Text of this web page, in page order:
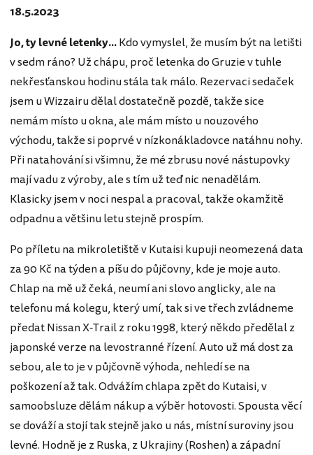
18.5.2023
Jo, ty levné letenky...Kdo vymyslel, že musím být na letišti
v sedm ráno? Už chápu, proč letenka do Gruzie v tuhle
nekřesťanskou hodinu stála tak málo. Rezervaci sedaček
jsem u Wizzairu dělal dostatečně pozdě, takže sice
nemám místo u okna, ale mám místo u nouzového
východu, takže si poprvé v nízkonákladovce natáhnu nohy.
Při natahování si všimnu, že mé zbrusu nové nástupovky
mají vadu z výroby, ale s tím už teď nic nenadělám.
Klasicky jsem v noci nespal a pracoval, takže okamžitě
odpadnu a většinu letu stejně prospím.
Po příletu na mikroletiště v Kutaisi kupuji neomezená data
za 90 Kč na týden a píšu do půjčovny, kde je moje auto.
Chlap na mě už čeká, neumí ani slovo anglicky, ale na
telefonu má kolegu, který umí, tak si ve třech zvládneme
předat Nissan X-Trail z roku 1998, který někdo předělal z
japonské verze na levostranné řízení. Auto už má dost za
sebou, ale to je v půjčovně výhoda, nehledí se na
poškození až tak. Odvážím chlapa zpět do Kutaisi, v
samoobsluze dělám nákup a výběr hotovosti. Spousta věcí
se dováží a stojí tak stejně jako u nás, místní suroviny jsou
levné. Hodně je z Ruska, z Ukrajiny (Roshen) a západní